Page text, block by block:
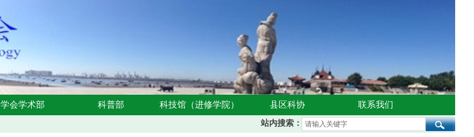
学会学术部 科普部 科技馆（进修学院） 县区科协 联系我们
站内搜索：